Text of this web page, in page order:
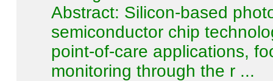
Abstract: Silicon-based
semiconductor chip
point-of-care applications,
monitoring through the r ...